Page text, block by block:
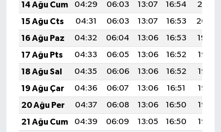
14 Ağu Cum
04:29 06:03 13:07 16:54
20:01
15 Ağu Cts
04:31 06:03 13:07 16:53
20:00
16 Ağu Paz
04:32 06:04 13:06 16:53
19:59
17 Ağu Pts
04:33 06:05 13:06 16:52
19:57
18 Ağu Sal
04:35 06:06 13:06 16:52
19:56
19 Ağu Çar
04:36 06:07 13:06 16:51
19:55
20 Ağu Per
04:37 06:08 13:06 16:50
19:53
21 Ağu Cum
04:39 06:09 13:05 16:50
19:52